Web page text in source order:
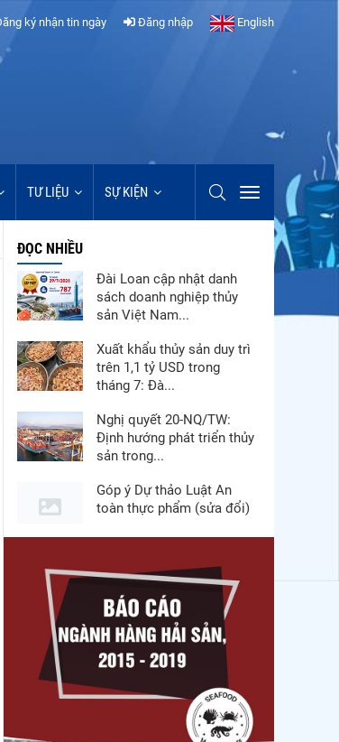
ký nhận tin ngày Đăng nhập English
TƯ LIỆU SỰ KIỆN
ĐỌC NHIỀU
Đài Loan cập nhật danh
sách doanh nghiệp thủy
sản Việt Nam...
Xuất khẩu thủy sản duy trì
trên 1,1 tỷ USD trong
tháng 7: Đà...
Nghị quyết 20-NQ/TW:
Định hướng phát triển thủy
sản trong...
Góp ý Dự thảo Luật An
toàn thực phẩm (sửa đổi)
thích ứng của tôm Việt tại
Nguồn cung giảm, giá cá
rô phi Trung Quốc tiếp tục
tăng
Xuất khẩu cá tra sang
CPTPP: Mở rộng cơ hội
cho hàng giá trị...